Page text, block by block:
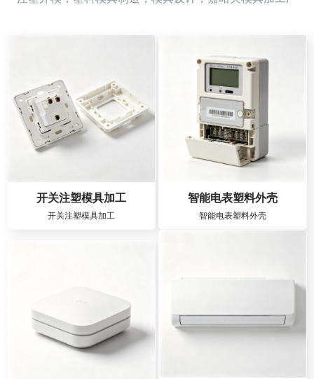
开关注塑模具加工
开关注塑模具加工
智能电表塑料外壳
智能电表塑料外壳